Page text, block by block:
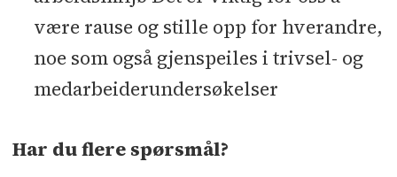
være rause og stille opp for hverandre,
noe som også gjenspeiles i trivsel- og
medarbeiderundersøkelser
Har du flere spørsmål?